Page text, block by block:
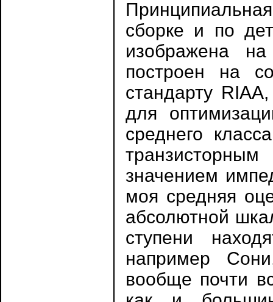
сборке и по
изображена на
построен на
стандарту
для
среднего
значением
моя средняя
абсолютной
ступени
например
вообще почти